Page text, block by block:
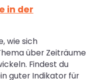
in der
wie sich
über Zeiträume
Findest du
guter Indikator für